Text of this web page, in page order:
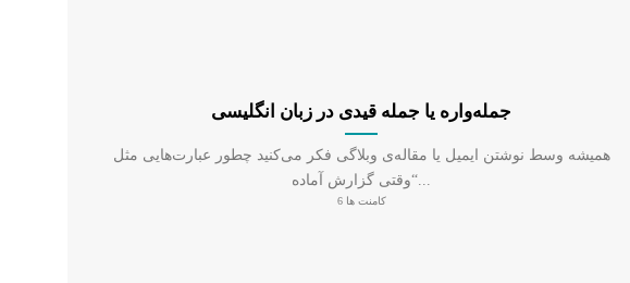
جمله‌واره یا جمله قیدی در زبان انگلیسی
همیشه وسط نوشتن ایمیل یا مقاله‌ی وبلاگی فکر می‌کنید چطور عبارت‌هایی مثل
“وقتی گزارش آماده...
کامنت ها 6